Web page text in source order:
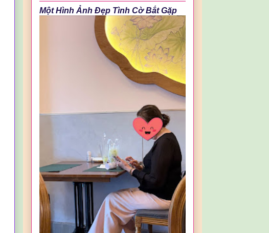
Một Hình Ảnh Đẹp Tình Cờ Bắt Gặp